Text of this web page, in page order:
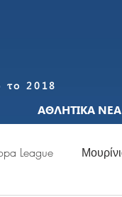
το 2018
ΑΘΛΗΤΙΚΑ ΝΕΑ
League